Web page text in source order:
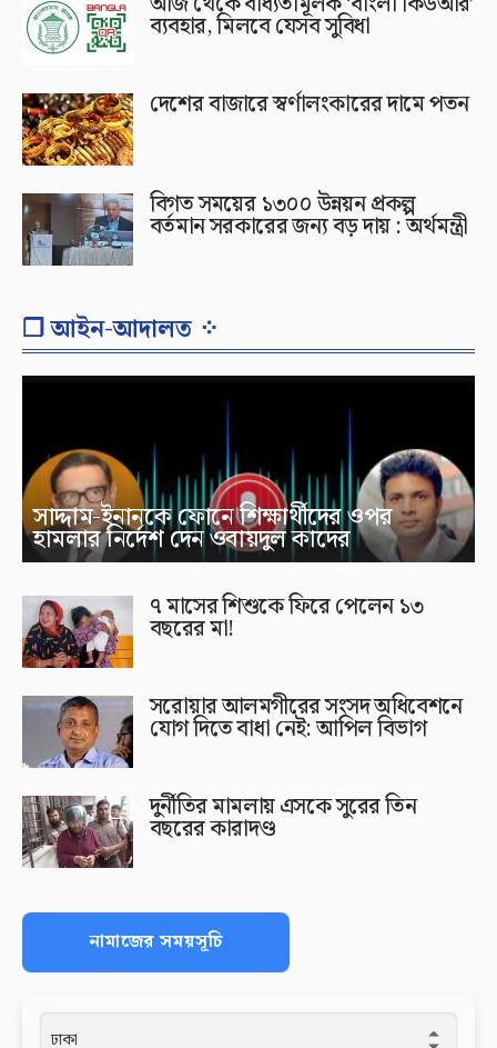
ব্যবহার, মিলবে যেসব সুবিধা
দেশের বাজারে স্বর্ণালংকারের দামে পতন
বিগত সময়ের ১৩০০ উন্নয়ন প্রকল্প
বর্তমান সরকারের জন্য বড় দায় : অর্থমন্ত্রী
❐ আইন-আদালত ⁘
সাদ্দাম-ইনানকে ফোনে শিক্ষার্থীদের ওপর
হামলার নির্দেশ দেন ওবায়দুল কাদের
৭ মাসের শিশুকে ফিরে পেলেন ১৩
বছরের মা!
সরোয়ার আলমগীরের সংসদ অধিবেশনে
যোগ দিতে বাধা নেই: আপিল বিভাগ
দুর্নীতির মামলায় এসকে সুরের তিন
বছরের কারাদণ্ড
নামাজের সময়সূচি